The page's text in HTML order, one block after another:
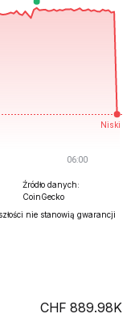
Źródło danych:
CoinGecko
nie stanowią gwarancji
889.98K